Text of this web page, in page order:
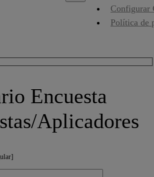
Configurar
Política de
Encuesta
Aplicadores